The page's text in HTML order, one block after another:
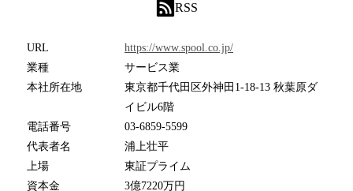
RSS
URL
https://www.spool.co.jp/
業種
サービス業
本社所在地
東京都千代田区外神田1-18-13 秋葉原ダ
イビル6階
電話番号
03-6859-5599
代表者名
浦上壮平
上場
東証プライム
資本金
3億7220万円